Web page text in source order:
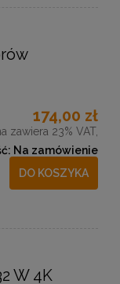
174,00 zł
zawiera 23% VAT,
Na zamówienie
DO KOSZYKA
W 4K